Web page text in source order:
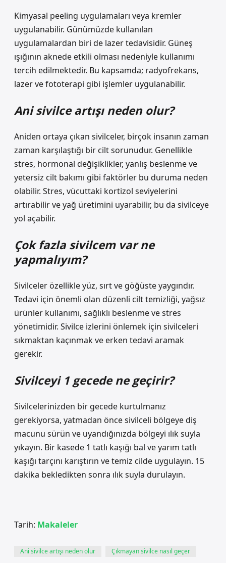
Kimyasal peeling uygulamaları veya kremler
uygulanabilir. Günümüzde kullanılan
uygulamalardan biri de lazer tedavisidir. Güneş
ışığının aknede etkili olması nedeniyle kullanımı
tercih edilmektedir. Bu kapsamda; radyofrekans,
lazer ve fototerapi gibi işlemler uygulanabilir.
Ani sivilce artışı neden olur?
Aniden ortaya çıkan sivilceler, birçok insanın zaman
zaman karşılaştığı bir cilt sorunudur. Genellikle
stres, hormonal değişiklikler, yanlış beslenme ve
yetersiz cilt bakımı gibi faktörler bu duruma neden
olabilir. Stres, vücuttaki kortizol seviyelerini
artırabilir ve yağ üretimini uyarabilir, bu da sivilceye
yol açabilir.
Çok fazla sivilcem var ne
yapmalıyım?
Sivilceler özellikle yüz, sırt ve göğüste yaygındır.
Tedavi için önemli olan düzenli cilt temizliği, yağsız
ürünler kullanımı, sağlıklı beslenme ve stres
yönetimidir. Sivilce izlerini önlemek için sivilceleri
sıkmaktan kaçınmak ve erken tedavi aramak
gerekir.
Sivilceyi 1 gecede ne geçirir?
Sivilcelerinizden bir gecede kurtulmanız
gerekiyorsa, yatmadan önce sivilceli bölgeye diş
macunu sürün ve uyandığınızda bölgeyi ılık suyla
yıkayın. Bir kasede 1 tatlı kaşığı bal ve yarım tatlı
kaşığı tarçını karıştırın ve temiz cilde uygulayın. 15
dakika bekledikten sonra ılık suyla durulayın.
Tarih: Makaleler
Ani sivilce artışı neden olur Çıkmayan sivilce nasıl geçer